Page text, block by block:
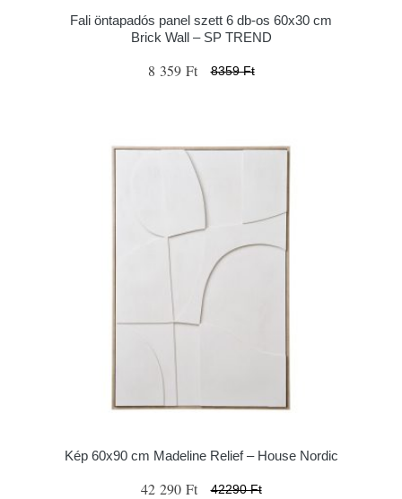
Fali öntapadós panel szett 6 db-os 60x30 cm
Brick Wall – SP TREND
8 359 Ft 8359 Ft
Kép 60x90 cm Madeline Relief – House Nordic
42 290 Ft 42290 Ft